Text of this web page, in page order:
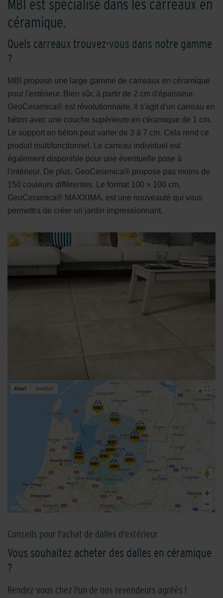
MBI est spécialisé dans les carreaux en
céramique.
Quels carreaux trouvez-vous dans notre gamme
?
MBI propose une large gamme de carreaux en céramique
pour l'extérieur. Bien sûr, à partir de 2 cm d'épaisseur.
GeoCeramica® est révolutionnaire. Il s'agit d'un carreau en
béton avec une couche supérieure en céramique de 1 cm.
Le support en béton peut varier de 3 à 7 cm. Cela rend ce
produit multifonctionnel. Le carreau individuel est
également disponible pour une éventuelle pose à
l'intérieur. De plus, GeoCeramica® propose pas moins de
150 couleurs différentes. Le format 100 × 100 cm,
GeoCeramica® MAXXIMA, est une nouveauté qui vous
permettra de créer un jardin impressionnant.
Conseils pour l'achat de dalles d'extérieur
Vous souhaitez acheter des dalles en céramique
?
Rendez-vous chez l'un de nos revendeurs agréés !